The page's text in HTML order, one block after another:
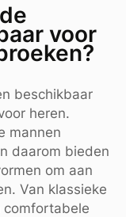
voor
beschikbaar
heren.
mannen
daarom bieden
om aan
Van klassieke